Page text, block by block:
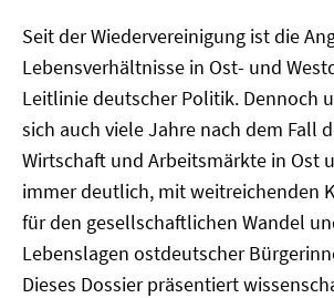
Seit der Wiedervereinigung ist die
Lebensverhältnisse in Ost- und
Leitlinie deutscher Politik. Dennoch
sich auch viele Jahre nach dem Fall
Wirtschaft und Arbeitsmärkte in Ost
immer deutlich, mit weitreichenden
für den gesellschaftlichen Wandel
Lebenslagen ostdeutscher
Dieses Dossier präsentiert